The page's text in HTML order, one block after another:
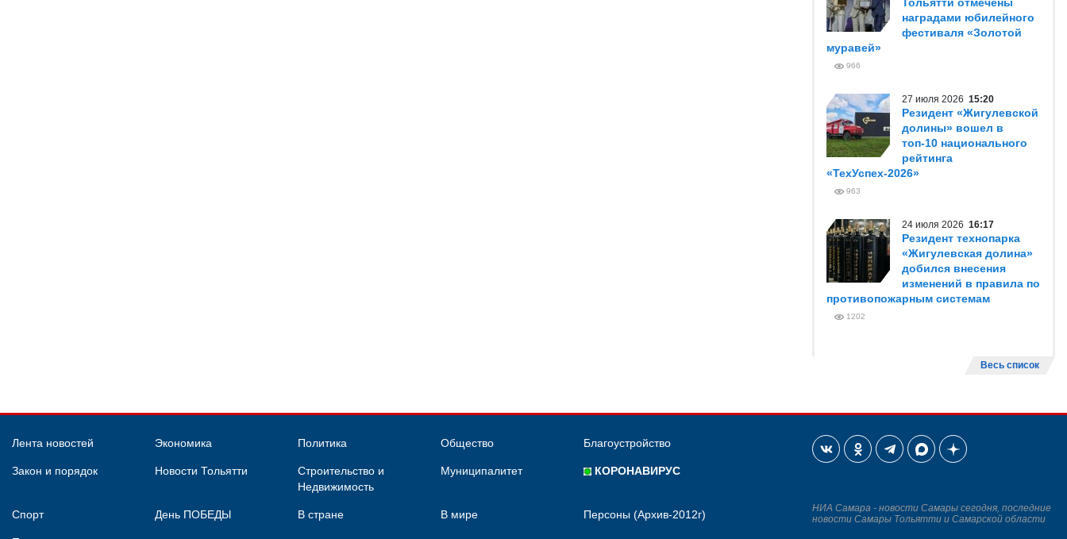
наградами юбилейного
фестиваля «Золотой
муравей»
966
27 июля 2026 15:20
Резидент «Жигулевской
долины» вошел в
топ-10 национального
рейтинга
«ТехУспех-2026»
963
24 июля 2026 16:17
Резидент технопарка
«Жигулевская долина»
добился внесения
изменений в правила по
противопожарным системам
1202
Весь список
Лента новостей Экономика Политика Общество Благоустройство
Закон и порядок Новости Тольятти
Строительство и
Недвижимость
Муниципалитет КОРОНАВИРУС
Спорт День ПОБЕДЫ В стране В мире Персоны (Архив-2012г)
НИА Самара - новости Самары сегодня, последние
новости Самары Тольятти и Самарской области